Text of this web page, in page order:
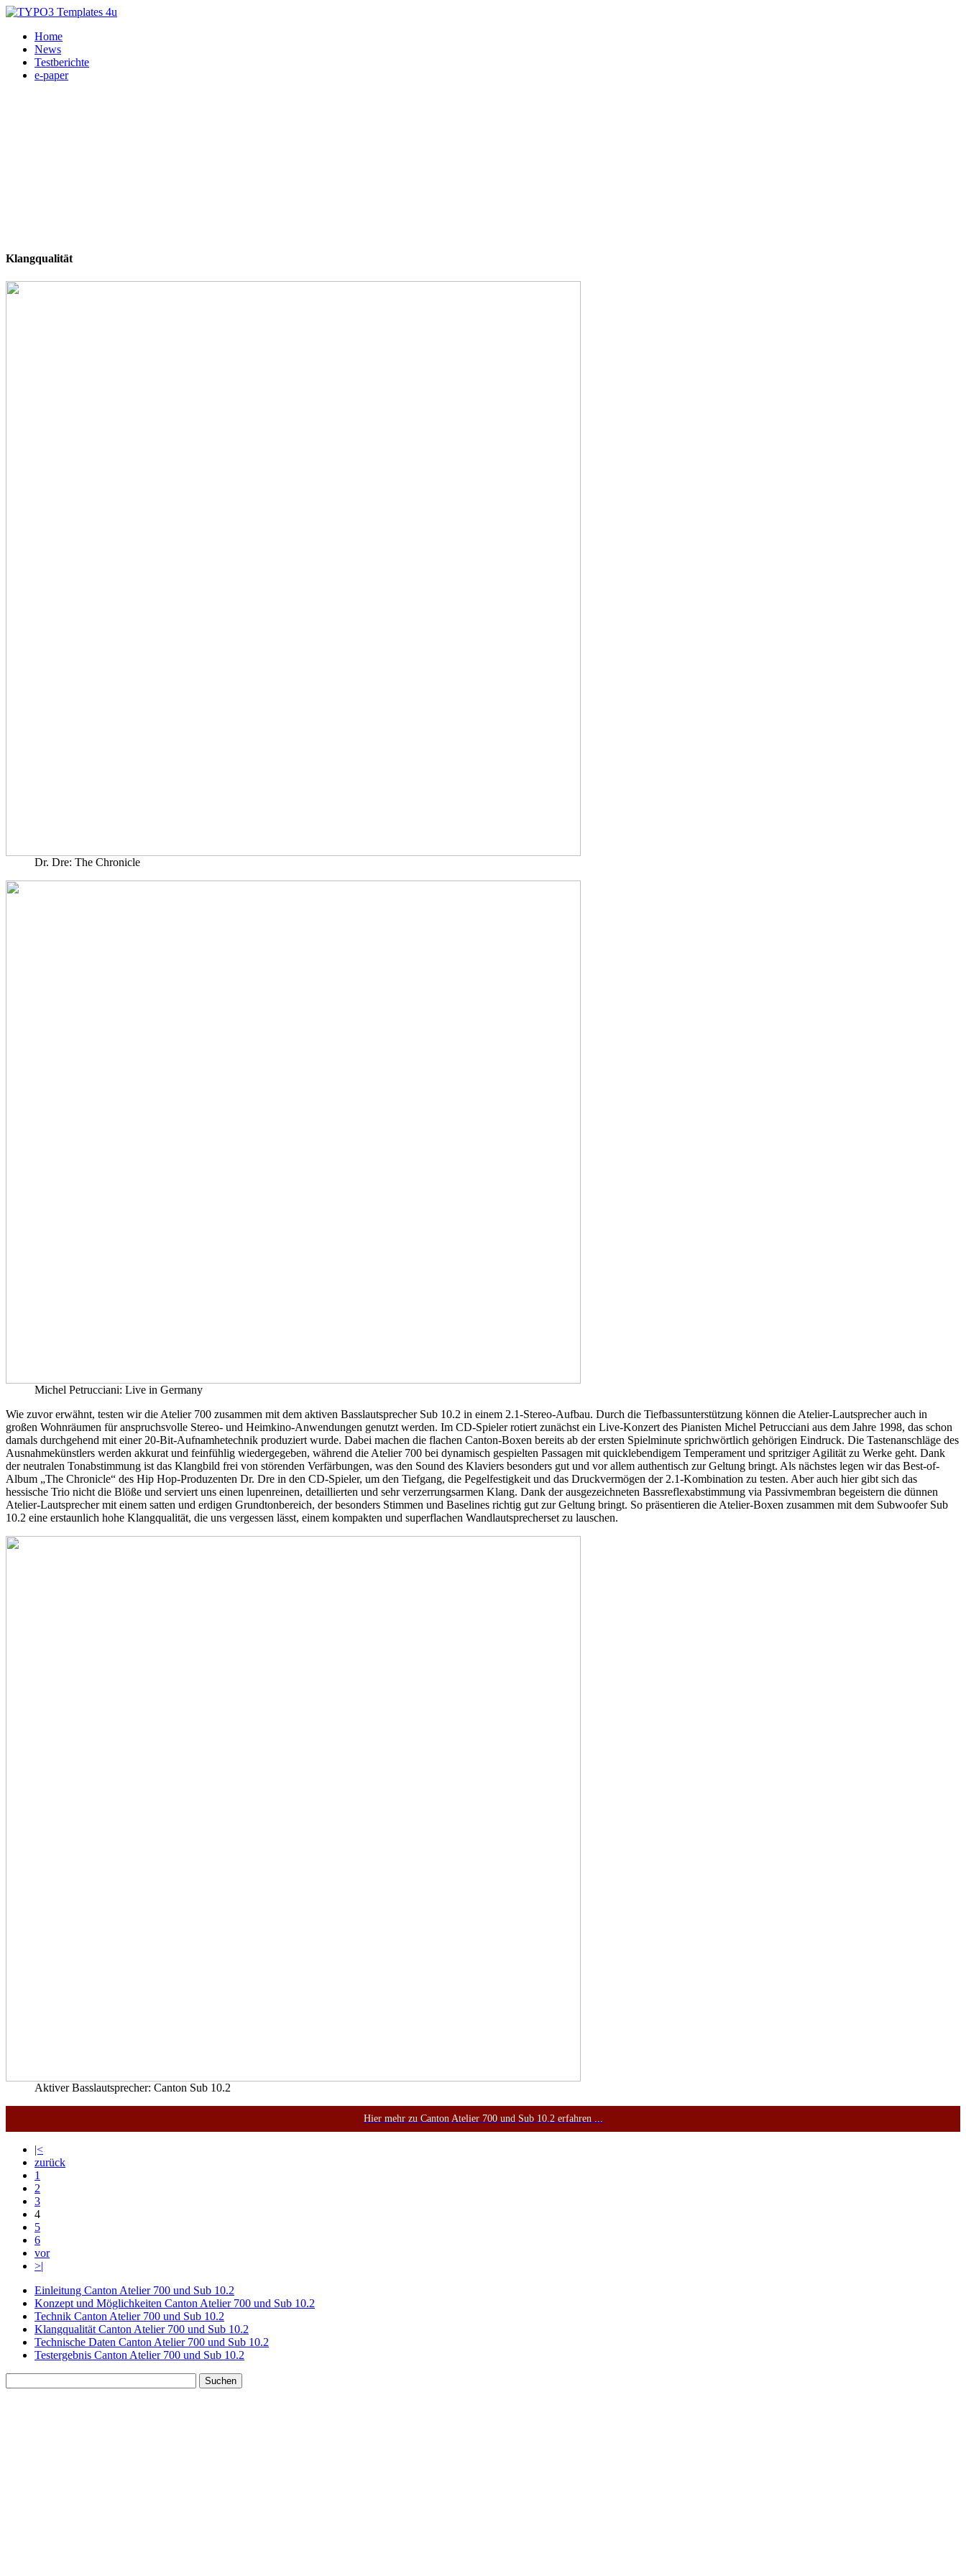
Home
News
Testberichte
e-paper
Klangqualität
Dr. Dre: The Chronicle
Michel Petrucciani: Live in Germany
Wie zuvor erwähnt, testen wir die Atelier 700 zusammen mit dem aktiven Basslautsprecher Sub 10.2 in einem 2.1-Stereo-Aufbau. Durch die Tiefbassunterstützung können die Atelier-Lautsprecher auch in
großen Wohnräumen für anspruchsvolle Stereo- und Heimkino-Anwendungen genutzt werden. Im CD-Spieler rotiert zunächst ein Live-Konzert des Pianisten Michel Petrucciani aus dem Jahre 1998, das schon
damals durchgehend mit einer 20-Bit-Aufnamhetechnik produziert wurde. Dabei machen die flachen Canton-Boxen bereits ab der ersten Spielminute sprichwörtlich gehörigen Eindruck. Die Tastenanschläge des
Ausnahmekünstlers werden akkurat und feinfühlig wiedergegeben, während die Atelier 700 bei dynamisch gespielten Passagen mit quicklebendigem Temperament und spritziger Agilität zu Werke geht. Dank
der neutralen Tonabstimmung ist das Klangbild frei von störenden Verfärbungen, was den Sound des Klaviers besonders gut und vor allem authentisch zur Geltung bringt. Als nächstes legen wir das Best-of-
Album „The Chronicle“ des Hip Hop-Produzenten Dr. Dre in den CD-Spieler, um den Tiefgang, die Pegelfestigkeit und das Druckvermögen der 2.1-Kombination zu testen. Aber auch hier gibt sich das
hessische Trio nicht die Blöße und serviert uns einen lupenreinen, detaillierten und sehr verzerrungsarmen Klang. Dank der ausgezeichneten Bassreflexabstimmung via Passivmembran begeistern die dünnen
Atelier-Lautsprecher mit einem satten und erdigen Grundtonbereich, der besonders Stimmen und Baselines richtig gut zur Geltung bringt. So präsentieren die Atelier-Boxen zusammen mit dem Subwoofer Sub
10.2 eine erstaunlich hohe Klangqualität, die uns vergessen lässt, einem kompakten und superflachen Wandlautsprecherset zu lauschen.
Aktiver Basslautsprecher: Canton Sub 10.2
Hier mehr zu Canton Atelier 700 und Sub 10.2 erfahren ...
|<
zurück
1
2
3
4
5
6
vor
>|
Einleitung Canton Atelier 700 und Sub 10.2
Konzept und Möglichkeiten Canton Atelier 700 und Sub 10.2
Technik Canton Atelier 700 und Sub 10.2
Klangqualität Canton Atelier 700 und Sub 10.2
Technische Daten Canton Atelier 700 und Sub 10.2
Testergebnis Canton Atelier 700 und Sub 10.2